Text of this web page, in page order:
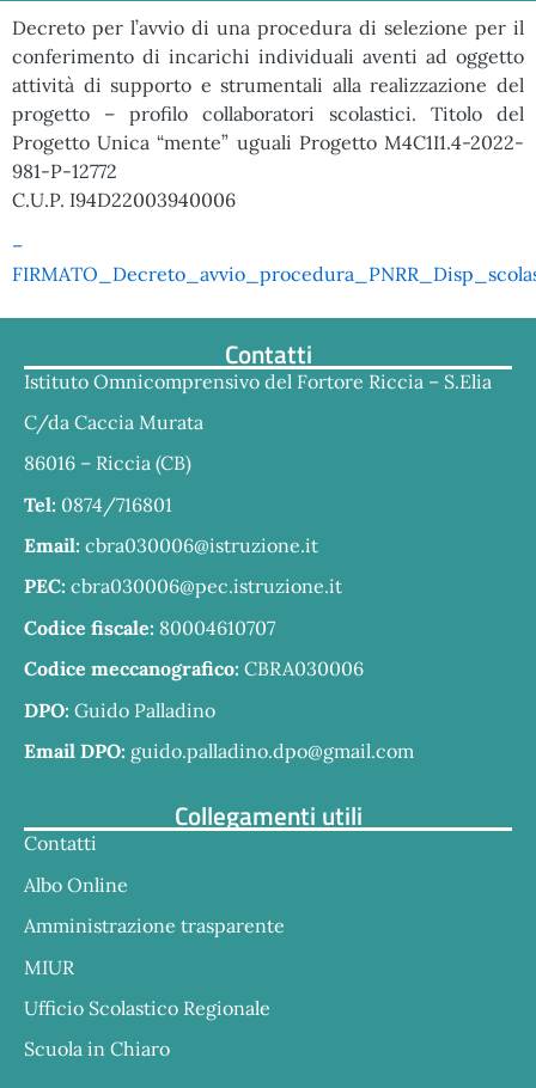
Decreto per l’avvio di una procedura di selezione per il
conferimento di incarichi individuali aventi ad oggetto
attività di supporto e strumentali alla realizzazione del
progetto – profilo collaboratori scolastici. Titolo del
Progetto Unica “mente” uguali Progetto M4C1I1.4-2022-
981-P-12772
C.U.P. I94D22003940006
–
Contatti
Istituto Omnicomprensivo del Fortore Riccia – S.Elia
C/da Caccia Murata
86016 – Riccia (CB)
Tel: 0874/716801
Email: cbra030006@istruzione.it
PEC: cbra030006@pec.istruzione.it
Codice fiscale: 80004610707
Codice meccanografico: CBRA030006
DPO: Guido Palladino
Email DPO: guido.palladino.dpo@gmail.com
Collegamenti utili
Contatti
Albo Online
Amministrazione trasparente
MIUR
Ufficio Scolastico Regionale
Scuola in Chiaro